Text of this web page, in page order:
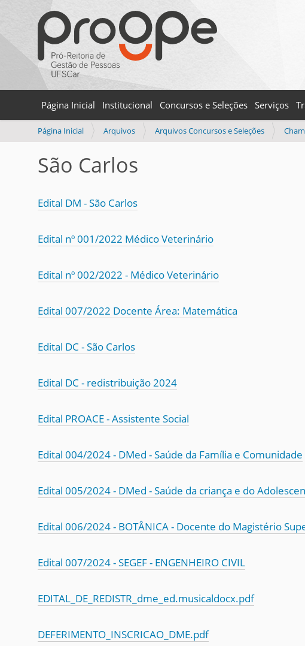
Página Inicial Institucional Concursos e Seleções Serviços
V
ê
t
q
:
Página Inicial Arquivos Arquivos Concursos e Seleções
São Carlos
Edital DM - São Carlos
Edital nº 001/2022 Médico Veterinário
Edital nº 002/2022 - Médico Veterinário
Edital 007/2022 Docente Área: Matemática
Edital DC - São Carlos
Edital DC - redistribuição 2024
Edital PROACE - Assistente Social
Edital 004/2024 - DMed - Saúde da Família e Comunidade
Edital 005/2024 - DMed - Saúde da criança e do
Edital 006/2024 - BOTÂNICA - Docente do Magistério
Edital 007/2024 - SEGEF - ENGENHEIRO CIVIL
EDITAL_DE_REDISTR_dme_ed.musicaldocx.pdf
DEFERIMENTO_INSCRICAO_DME.pdf